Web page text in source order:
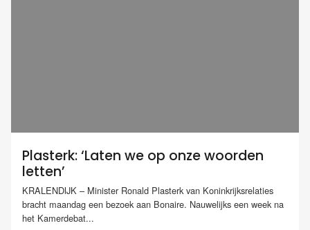
Plasterk: ‘Laten we op onze woorden
letten’
KRALENDIJK – Minister Ronald Plasterk van Koninkrijksrelaties
bracht maandag een bezoek aan Bonaire. Nauwelijks een week na
het Kamerdebat...